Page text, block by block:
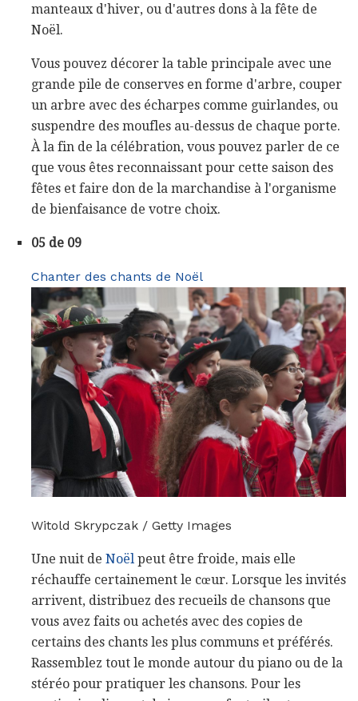
manteaux d'hiver, ou d'autres dons à la fête de
Noël.
Vous pouvez décorer la table principale avec une
grande pile de conserves en forme d'arbre, couper
un arbre avec des écharpes comme guirlandes, ou
suspendre des moufles au-dessus de chaque porte.
À la fin de la célébration, vous pouvez parler de ce
que vous êtes reconnaissant pour cette saison des
fêtes et faire don de la marchandise à l'organisme
de bienfaisance de votre choix.
05 de 09
Chanter des chants de Noël
Witold Skrypczak / Getty Images
Une nuit de Noël peut être froide, mais elle
réchauffe certainement le cœur. Lorsque les invités
arrivent, distribuez des recueils de chansons que
vous avez faits ou achetés avec des copies de
certains des chants les plus communs et préférés.
Rassemblez tout le monde autour du piano ou de la
stéréo pour pratiquer les chansons. Pour les